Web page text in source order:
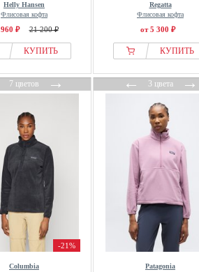
Helly Hansen
Флисовая кофта
₽ 21 200 ₽
КУПИТЬ
Regatta
Флисовая кофта
от 5 300 ₽
КУПИТЬ
7 цветов→
-21%
Columbia
←3 цвета→
Patagonia